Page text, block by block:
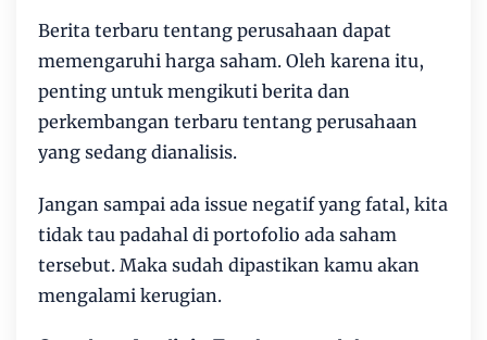
Berita terbaru tentang perusahaan dapat
memengaruhi harga saham. Oleh karena itu,
penting untuk mengikuti berita dan
perkembangan terbaru tentang perusahaan
yang sedang dianalisis.
Jangan sampai ada issue negatif yang fatal, kita
tidak tau padahal di portofolio ada saham
tersebut. Maka sudah dipastikan kamu akan
mengalami kerugian.